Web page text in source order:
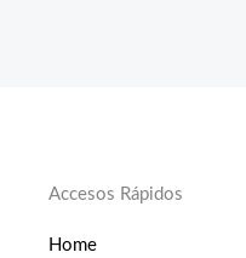
Accesos Rápidos
Home